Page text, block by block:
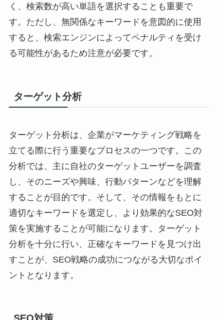
く、検索数が高い単語を選択することも重要で
す。ただし、無関係なキーワードを意図的に使用
すると、検索エンジンによってペナルティを受け
る可能性があるため注意が必要です。
ターゲット分析
ターゲット分析は、企業がマーケティング戦略を
立てる際に行う重要なプロセスの一つです。この
分析では、主に自社のターゲットユーザーを調査
し、そのニーズや興味、行動パターンなどを理解
することが目的です。そして、その情報をもとに
適切なキーワードを選定し、より効果的なSEO対
策を実施することが可能になります。ターゲット
分析を十分に行い、正確なキーワードを見つけ出
すことが、SEO戦略の成功につながる大切なポイ
ントとなります。